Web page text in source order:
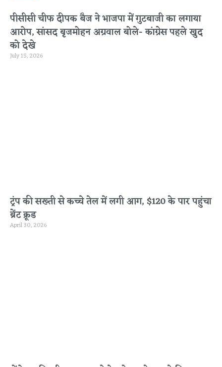
पीसीसी चीफ दीपक बैज ने भाजपा में गुटबाजी का लगाया
आरोप, सांसद बृजमोहन अग्रवाल बोले- कांग्रेस पहले खुद
को देखे
July 15, 2026
ट्रंप की सख्ती से कच्चे तेल में लगी आग, $120 के पार पहुंचा
ब्रेंट क्रूड
April 30, 2026